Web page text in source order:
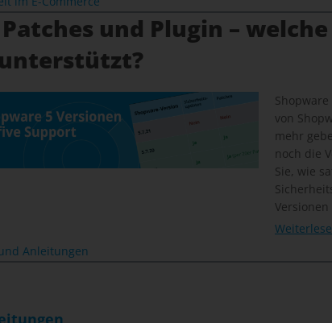
und Plugin –
von
mehr
noch die
Sie, wie
Versionen
Anleitungen